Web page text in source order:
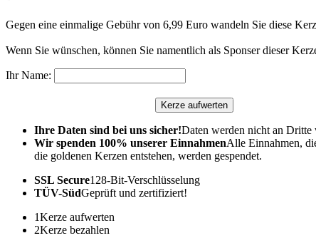
Gegen eine einmalige Gebühr von 6,99 Euro wandeln Sie diese
Wenn Sie wünschen, können Sie namentlich als Sponser dieser
Ihr Name:
Ihre Daten sind bei uns sicher!Daten werden nicht an Dritte
Wir spenden 100% unserer EinnahmenAlle Einnahmen,
die goldenen Kerzen entstehen, werden gespendet.
SSL Secure128-Bit-Verschlüsselung
TÜV-SüdGeprüft und zertifiziert!
1Kerze aufwerten
2Kerze bezahlen